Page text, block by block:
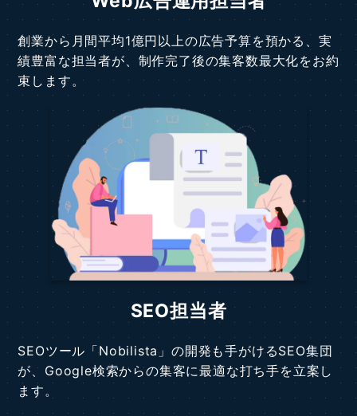
創業から月間平均1億円以上の広告予算を預かる、実
績豊富な担当者が、制作完了後の集客数最大化をお約
束します。
SEO担当者
SEOツール「Nobilista」の開発も手がけるSEO集団
が、Google検索からの集客に最適な打ち手を立案し
ます。